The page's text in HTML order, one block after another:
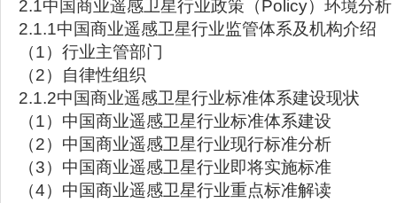
2.1中国商业遥感卫星行业政策（Policy）环境分析
2.1.1中国商业遥感卫星行业监管体系及机构介绍
（1）行业主管部门
（2）自律性组织
2.1.2中国商业遥感卫星行业标准体系建设现状
（1）中国商业遥感卫星行业标准体系建设
（2）中国商业遥感卫星行业现行标准分析
（3）中国商业遥感卫星行业即将实施标准
（4）中国商业遥感卫星行业重点标准解读